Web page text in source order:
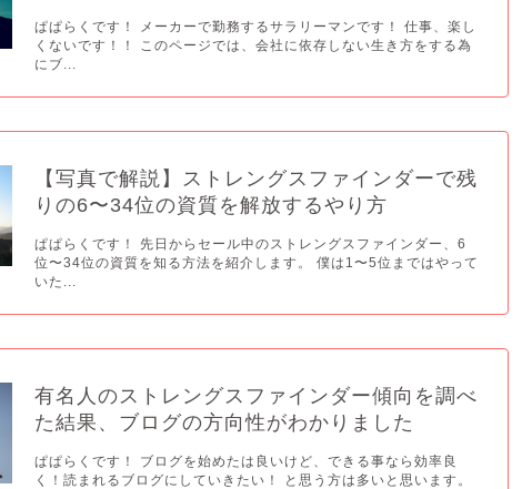
ぱぱらくです！ メーカーで勤務するサラリーマンです！ 仕事、楽し
くないです！！ このページでは、会社に依存しない生き方をする為
にブ...
【写真で解説】ストレングスファインダーで残
りの6〜34位の資質を解放するやり方
ぱぱらくです！ 先日からセール中のストレングスファインダー、6
位〜34位の資質を知る方法を紹介します。 僕は1〜5位まではやって
いた...
有名人のストレングスファインダー傾向を調べ
た結果、ブログの方向性がわかりました
ぱぱらくです！ ブログを始めたは良いけど、できる事なら効率良
く！読まれるブログにしていきたい！ と思う方は多いと思います。